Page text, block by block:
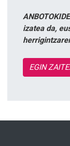
izatea da,
EGIN